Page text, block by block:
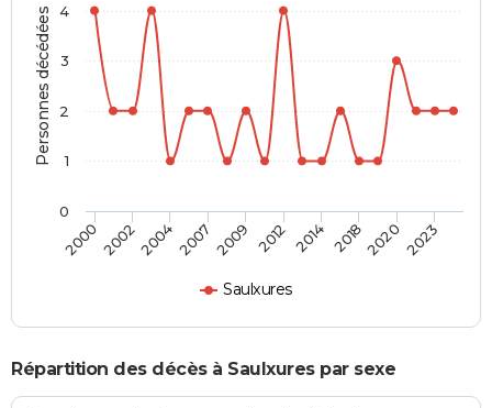
Personnes décédées
Saulxures
20002002200420072009 2012 2014 201820202023
0
1
2
3
4
Répartition des décès à Saulxures par sexe